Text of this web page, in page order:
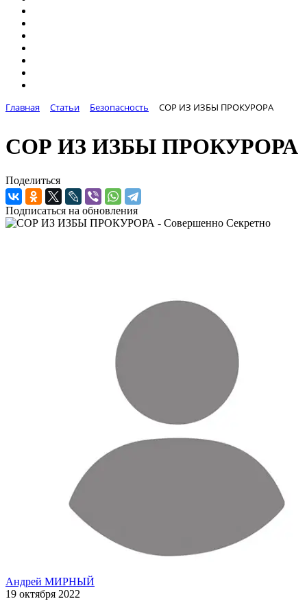
Главная Статьи Безопасность СОР ИЗ ИЗБЫ ПРОКУРОРА
СОР ИЗ ИЗБЫ ПРОКУРОРА
Поделиться
Подписаться на обновления
Андрей МИРНЫЙ
19 октября 2022